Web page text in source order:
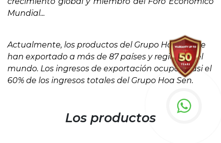
Mundial...
Actualmente, los productos del Grupo Hoa Sen se
han exportado a más de 87 países y regiones del
mundo. Los ingresos de exportación ocupan casi el
60% de los ingresos totales del Grupo Hoa Sen.
Los productos